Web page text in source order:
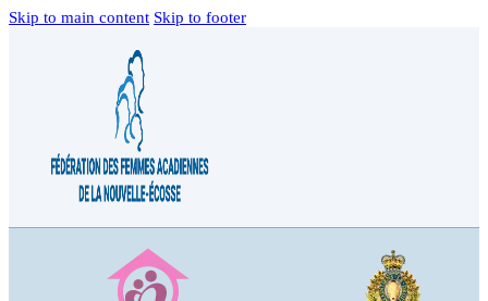
Skip to main content Skip to footer